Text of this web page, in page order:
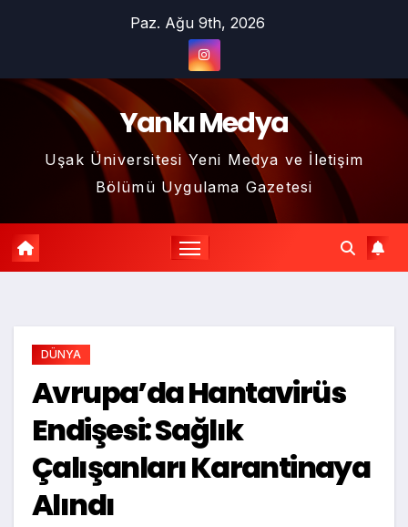
Paz. Ağu 9th, 2026
Yankı Medya
Uşak Üniversitesi Yeni Medya ve İletişim
Bölümü Uygulama Gazetesi
DÜNYA
Avrupa’da Hantavirüs
Endişesi: Sağlık
Çalışanları Karantinaya
Alındı